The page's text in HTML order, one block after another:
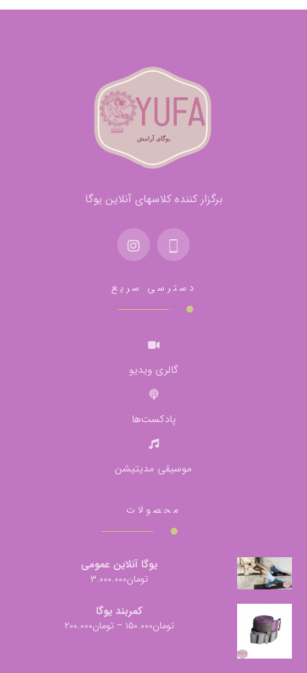
برگزار کننده کلاسهای آنلاین یوگا
دسترسی سریع
گالری ویدیو
پادکست‌ها
موسیقی مدیتیشن
محصولات
یوگا آنلاین عمومی
تومان۳.۰۰۰.۰۰۰
کمربند یوگا
تومان۱۵۰.۰۰۰ – تومان۲۰۰.۰۰۰